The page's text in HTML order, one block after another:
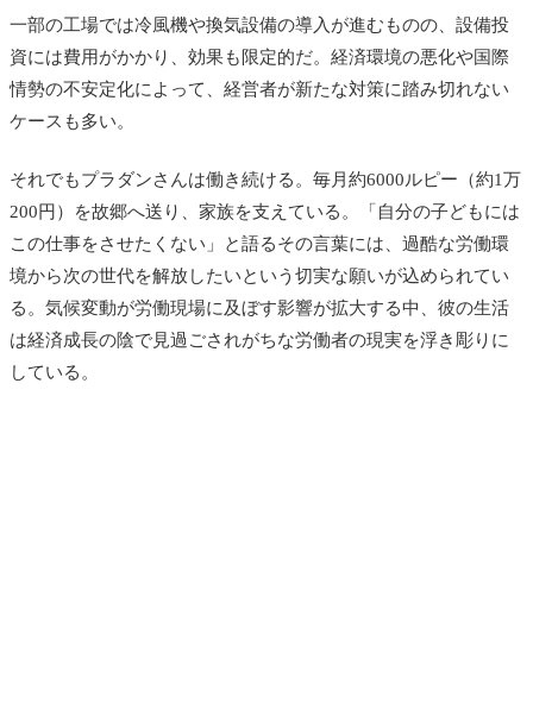
一部の工場では冷風機や換気設備の導入が進むものの、設備投
資には費用がかかり、効果も限定的だ。経済環境の悪化や国際
情勢の不安定化によって、経営者が新たな対策に踏み切れない
ケースも多い。
それでもプラダンさんは働き続ける。毎月約6000ルピー（約1万
200円）を故郷へ送り、家族を支えている。「自分の子どもには
この仕事をさせたくない」と語るその言葉には、過酷な労働環
境から次の世代を解放したいという切実な願いが込められてい
る。気候変動が労働現場に及ぼす影響が拡大する中、彼の生活
は経済成長の陰で見過ごされがちな労働者の現実を浮き彫りに
している。